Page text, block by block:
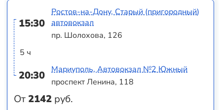
15:30
5 ч
20:30
От2142 руб.
Ростов-на-Дону, Старый (пригородный)
автовокзал
пр. Шолохова, 126
Мариуполь, Автовокзал №2 Южный
проспект Ленина, 118